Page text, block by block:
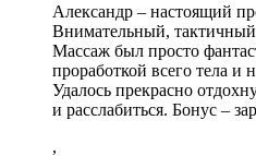
Александр – настоящий
Внимательный,
Массаж был просто
проработкой всего тела и
Удалось прекрасно
и расслабиться. Бонус –
,